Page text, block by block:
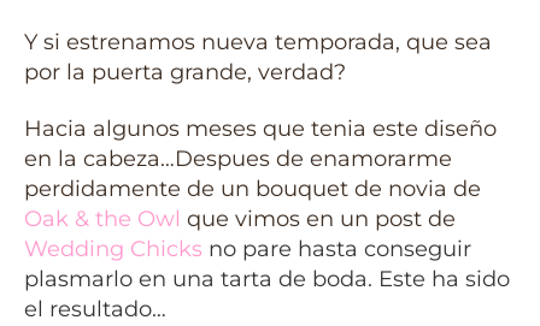
Y si estrenamos nueva temporada, que sea
por la puerta grande, verdad?
Hacia algunos meses que tenia este diseño
en la cabeza…Despues de enamorarme
perdidamente de un bouquet de novia de
Oak & the Owl que vimos en un post de
Wedding Chicks no pare hasta conseguir
plasmarlo en una tarta de boda. Este ha sido
el resultado…